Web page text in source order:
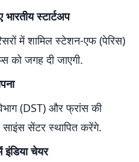
स्टार्टअप
में शामिल स्टेशन-एफ (पेरिस)
को जगह दी जाएगी.
(DST) और फ्रांस की
सेंटर स्थापित करेंगे.
इंडिया चेयर